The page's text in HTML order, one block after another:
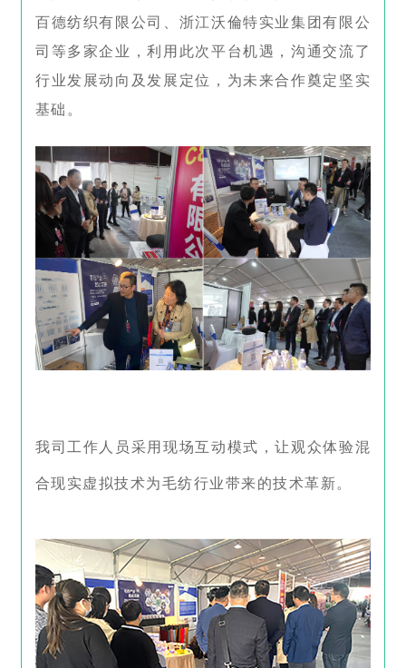
百德纺织有限公司、浙江沃倫特实业集团有限公
司等多家企业，利用此次平台机遇，沟通交流了
行业发展动向及发展定位，为未来合作奠定坚实
基础。
我司工作人员采用现场互动模式，让观众体验混
合现实虚拟技术为毛纺行业带来的技术革新。